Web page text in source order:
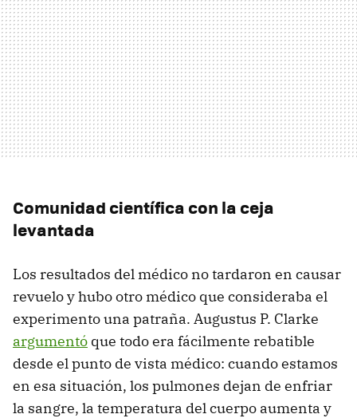
Comunidad científica con la ceja
levantada
Los resultados del médico no tardaron en causar
revuelo y hubo otro médico que consideraba el
experimento una patraña. Augustus P. Clarke
argumentó que todo era fácilmente rebatible
desde el punto de vista médico: cuando estamos
en esa situación, los pulmones dejan de enfriar
la sangre, la temperatura del cuerpo aumenta y